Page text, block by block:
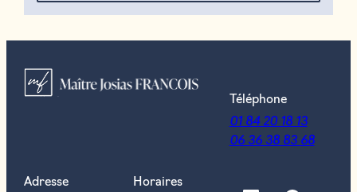
Téléphone
01 84 20 18 13
06 36 38 83 68
Adresse Horaires